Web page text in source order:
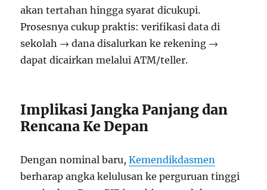
akan tertahan hingga syarat dicukupi.
Prosesnya cukup praktis: verifikasi data di
sekolah → dana disalurkan ke rekening →
dapat dicairkan melalui ATM/teller.
Implikasi Jangka Panjang dan
Rencana Ke Depan
Dengan nominal baru,Kemendikdasmen
berharap angka kelulusan ke perguruan tinggi